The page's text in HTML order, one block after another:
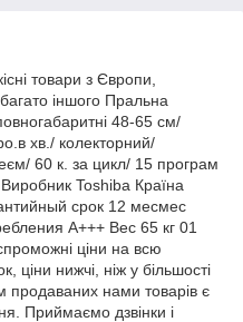
товари з Європи,
іншого Пральна
48-65 см/
хв./ колекторний/
60 к. за цикл/ 15 програм
Toshiba Країна
срок 12 месмес
А+++ Вес 65 кг 01
ціни на всю
ціни нижчі, ніж у більшості
продаваних нами товарів є
Приймаємо дзвінки і